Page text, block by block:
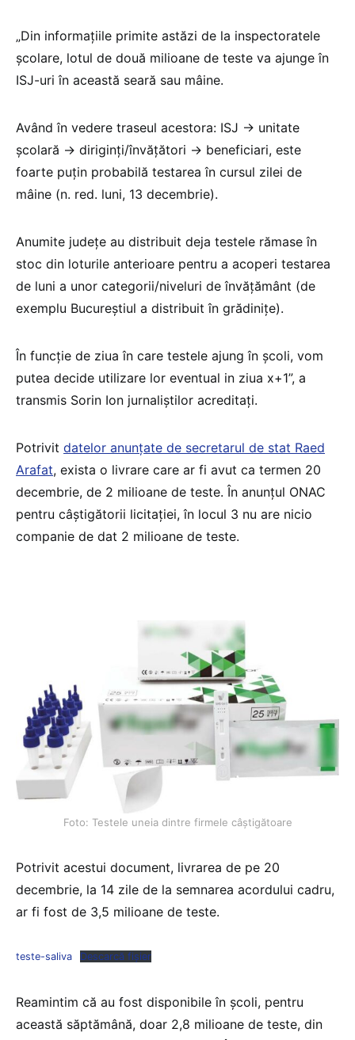
„Din informațiile primite astăzi de la inspectoratele
școlare, lotul de două milioane de teste va ajunge în
ISJ-uri în această seară sau mâine.
Având în vedere traseul acestora: ISJ -> unitate
școlară -> diriginți/învățători -> beneficiari, este
foarte puțin probabilă testarea în cursul zilei de
mâine (n. red. luni, 13 decembrie).
Anumite județe au distribuit deja testele rămase în
stoc din loturile anterioare pentru a acoperi testarea
de luni a unor categorii/niveluri de învățământ (de
exemplu Bucureștiul a distribuit în grădinițe).
În funcție de ziua în care testele ajung în școli, vom
putea decide utilizare lor eventual in ziua x+1”, a
transmis Sorin Ion jurnaliștilor acreditați.
Potrivit datelor anunțate de secretarul de stat Raed
Arafat, exista o livrare care ar fi avut ca termen 20
decembrie, de 2 milioane de teste. În anunțul ONAC
pentru câștigătorii licitației, în locul 3 nu are nicio
companie de dat 2 milioane de teste.
Foto: Testele uneia dintre firmele câștigătoare
Potrivit acestui document, livrarea de pe 20
decembrie, la 14 zile de la semnarea acordului cadru,
ar fi fost de 3,5 milioane de teste.
teste-saliva Descarcă fișier
Reamintim că au fost disponibile în școli, pentru
această săptămână, doar 2,8 milioane de teste, din